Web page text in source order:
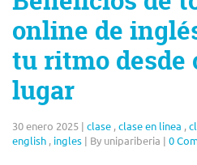
online de
tu ritmo desde
lugar
30 enero 2025 | clase ,clase en linea ,
english , ingles | By unipariberia | 0